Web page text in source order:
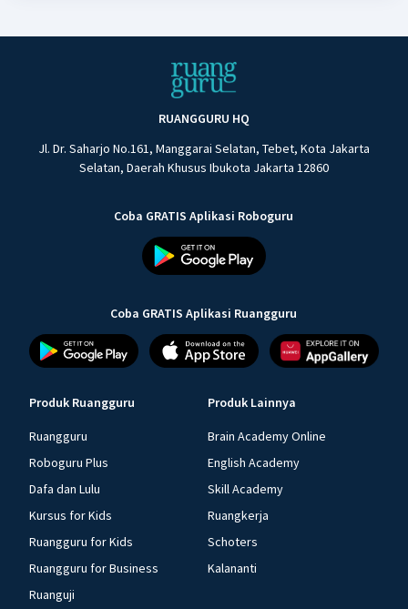
RUANGGURU HQ
Jl. Dr. Saharjo No.161, Manggarai Selatan, Tebet, Kota Jakarta
Selatan, Daerah Khusus Ibukota Jakarta 12860
Coba GRATIS Aplikasi Roboguru
Coba GRATIS Aplikasi Ruangguru
Produk Ruangguru
Ruangguru
Roboguru Plus
Dafa dan Lulu
Kursus for Kids
Ruangguru for Kids
Ruangguru for Business
Ruanguji
Produk Lainnya
Brain Academy Online
English Academy
Skill Academy
Ruangkerja
Schoters
Kalananti